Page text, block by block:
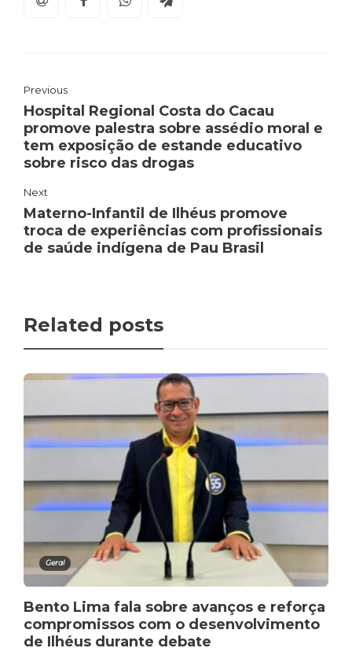
Previous
Hospital Regional Costa do Cacau
promove palestra sobre assédio moral e
tem exposição de estande educativo
sobre risco das drogas
Next
Materno-Infantil de Ilhéus promove
troca de experiências com profissionais
de saúde indígena de Pau Brasil
Related posts
Geral
Bento Lima fala sobre avanços e reforça
compromissos com o desenvolvimento
de Ilhéus durante debate